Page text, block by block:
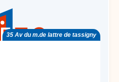
35 Av du m.de lattre de tassigny